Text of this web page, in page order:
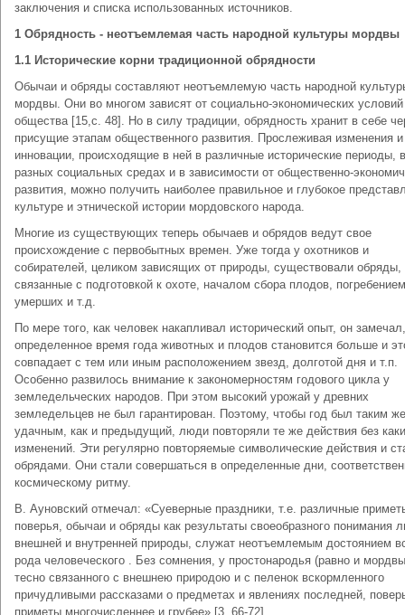
заключения и списка использованных источников.
1 Обрядность - неотъемлемая часть народной культуры мордвы
1.1 Исторические корни традиционной обрядности
Обычаи и обряды составляют неотъемлемую часть народной
мордвы. Они во многом зависят от социально-экономических
общества [15,с. 48]. Но в силу традиции, обрядность хранит в себе
присущие этапам общественного развития. Прослеживая изменения и
инновации, происходящие в ней в различные исторические периоды, в
разных социальных средах и в зависимости от общественно-
развития, можно получить наиболее правильное и глубокое
культуре и этнической истории мордовского народа.
Многие из существующих теперь обычаев и обрядов ведут свое
происхождение с первобытных времен. Уже тогда у охотников и
собирателей, целиком зависящих от природы, существовали обряды,
связанные с подготовкой к охоте, началом сбора плодов, погребением
умерших и т.д.
По мере того, как человек накапливал исторический опыт, он
определенное время года животных и плодов становится больше и
совпадает с тем или иным расположением звезд, долготой дня и т.п.
Особенно развилось внимание к закономерностям годового цикла у
земледельческих народов. При этом высокий урожай у древних
земледельцев не был гарантирован. Поэтому, чтобы год был таким же
удачным, как и предыдущий, люди повторяли те же действия без
изменений. Эти регулярно повторяемые символические действия и
обрядами. Они стали совершаться в определенные дни,
космическому ритму.
В. Ауновский отмечал: «Суеверные праздники, т.е. различные
поверья, обычаи и обряды как результаты своеобразного понимания
внешней и внутренней природы, служат неотъемлемым достоянием
рода человеческого . Без сомнения, у простонародья (равно и
тесно связанного с внешнею природою и с пеленок вскормленного
причудливыми рассказами о предметах и явлениях последней,
приметы многочисленнее и грубее» [3, 66-72].